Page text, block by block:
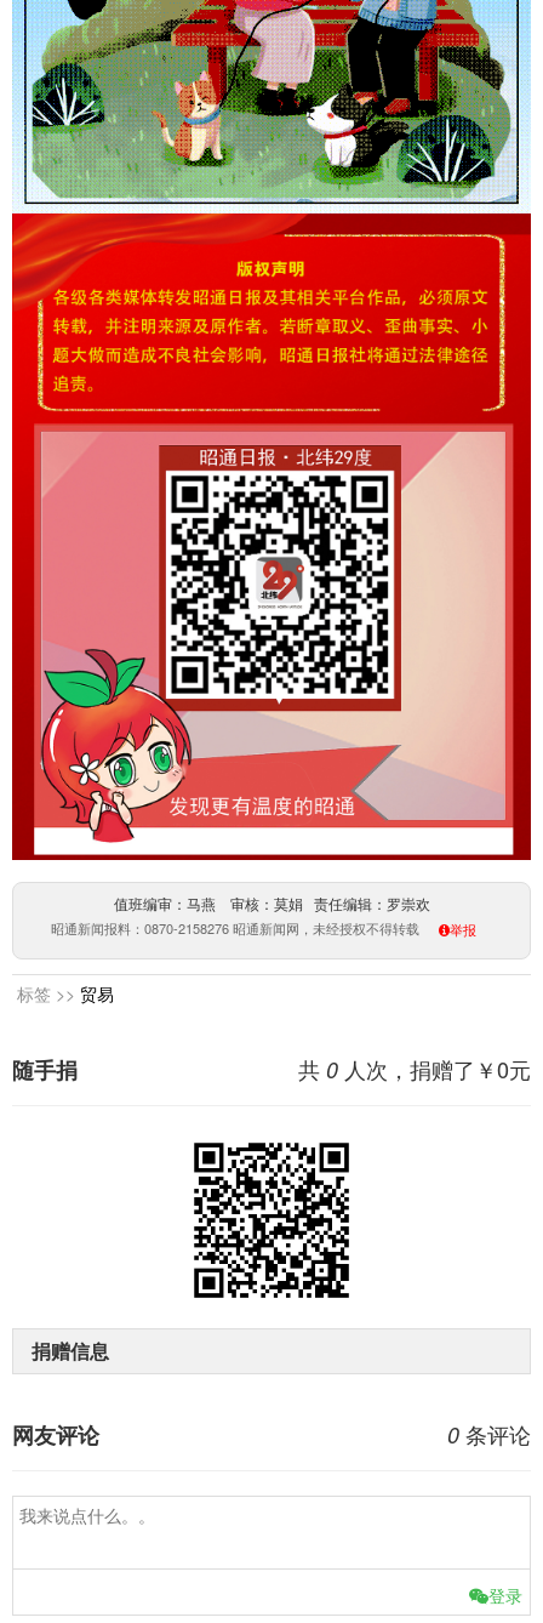
值班编审：马燕 审核：莫娟 责任编辑：罗崇欢
昭通新闻报料：0870-2158276 昭通新闻网，未经授权不得转载 举报
标签 >> 贸易
共 0 人次，捐赠了￥0元
随手捐
捐赠信息
0 条评论
网友评论
登录